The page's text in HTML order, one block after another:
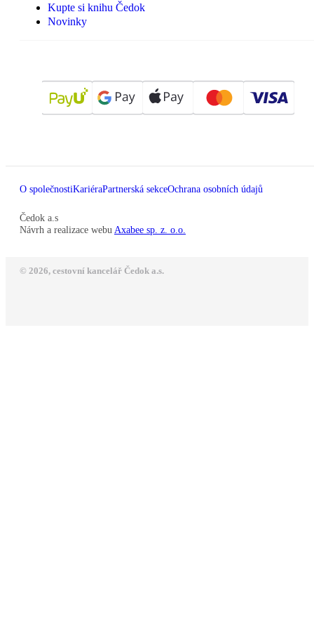
Kupte si knihu Čedok
Novinky
O společnostiKariéraPartnerská sekceOchrana osobních údajů
Čedok a.s
Návrh a realizace webu Axabee sp. z. o.o.
© 2026, cestovní kancelář Čedok a.s.